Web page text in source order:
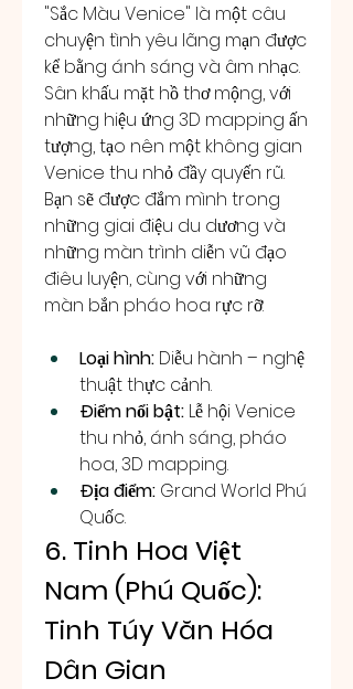
"Sắc Màu Venice" là một câu
chuyện tình yêu lãng mạn được
kể bằng ánh sáng và âm nhạc.
Sân khấu mặt hồ thơ mộng, với
những hiệu ứng 3D mapping ấn
tượng, tạo nên một không gian
Venice thu nhỏ đầy quyến rũ.
Bạn sẽ được đắm mình trong
những giai điệu du dương và
những màn trình diễn vũ đạo
điêu luyện, cùng với những
màn bắn pháo hoa rực rỡ.
Loại hình: Diễu hành – nghệ
thuật thực cảnh.
Điểm nổi bật: Lễ hội Venice
thu nhỏ, ánh sáng, pháo
hoa, 3D mapping.
Địa điểm: Grand World Phú
Quốc.
6. Tinh Hoa Việt
Nam (Phú Quốc):
Tinh Túy Văn Hóa
Dân Gian